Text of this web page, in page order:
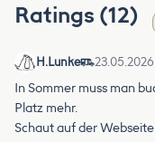
Ratings (12)
H.Lunke 23.05.2026
In Sommer muss man
Platz mehr.
Schaut auf der